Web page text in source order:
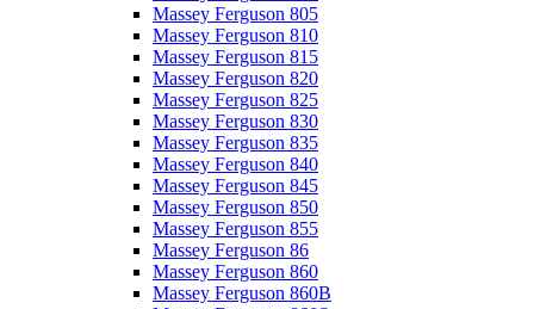
Massey Ferguson 805
Massey Ferguson 810
Massey Ferguson 815
Massey Ferguson 820
Massey Ferguson 825
Massey Ferguson 830
Massey Ferguson 835
Massey Ferguson 840
Massey Ferguson 845
Massey Ferguson 850
Massey Ferguson 855
Massey Ferguson 86
Massey Ferguson 860
Massey Ferguson 860B